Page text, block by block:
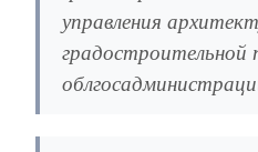
управления
градостроительной